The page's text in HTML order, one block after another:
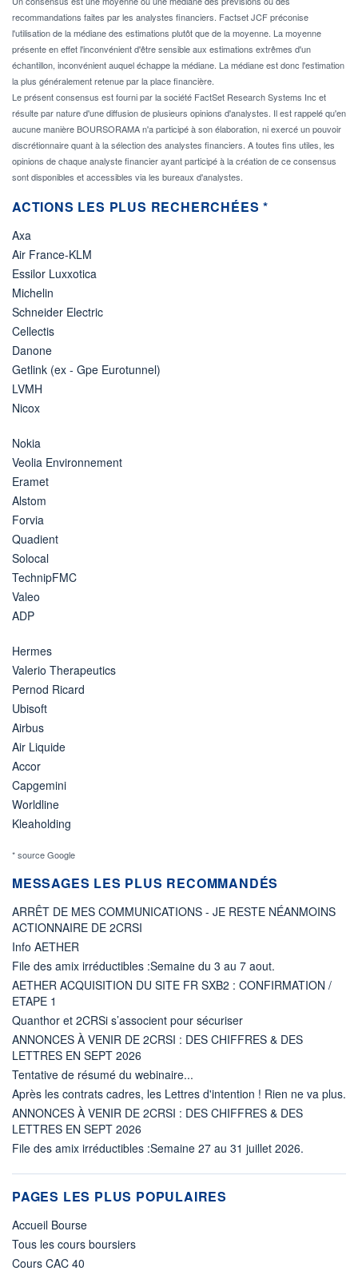
recommandations faites par les analystes financiers. Factset JCF préconise
l'utilisation de la médiane des estimations plutôt que de la moyenne. La moyenne
présente en effet l'inconvénient d'être sensible aux estimations extrêmes d'un
échantillon, inconvénient auquel échappe la médiane. La médiane est donc l'estimation
la plus généralement retenue par la place financière.
Le présent consensus est fourni par la société FactSet Research Systems Inc et
résulte par nature d'une diffusion de plusieurs opinions d'analystes. Il est rappelé qu'en
aucune manière BOURSORAMA n'a participé à son élaboration, ni exercé un pouvoir
discrétionnaire quant à la sélection des analystes financiers. A toutes fins utiles, les
opinions de chaque analyste financier ayant participé à la création de ce consensus
sont disponibles et accessibles via les bureaux d'analystes.
ACTIONS LES PLUS RECHERCHÉES *
Axa
Air France-KLM
Essilor Luxxotica
Michelin
Schneider Electric
Cellectis
Danone
Getlink (ex - Gpe Eurotunnel)
LVMH
Nicox
Nokia
Veolia Environnement
Eramet
Alstom
Forvia
Quadient
Solocal
TechnipFMC
Valeo
ADP
Hermes
Valerio Therapeutics
Pernod Ricard
Ubisoft
Airbus
Air Liquide
Accor
Capgemini
Worldline
Kleaholding
* source Google
MESSAGES LES PLUS RECOMMANDÉS
ARRÊT DE MES COMMUNICATIONS - JE RESTE NÉANMOINS
ACTIONNAIRE DE 2CRSI
Info AETHER
File des amix irréductibles :Semaine du 3 au 7 aout.
AETHER ACQUISITION DU SITE FR SXB2 : CONFIRMATION /
ETAPE 1
Quanthor et 2CRSi s’associent pour sécuriser
ANNONCES À VENIR DE 2CRSI : DES CHIFFRES & DES
LETTRES EN SEPT 2026
Tentative de résumé du webinaire...
Après les contrats cadres, les Lettres d'intention ! Rien ne va plus.
ANNONCES À VENIR DE 2CRSI : DES CHIFFRES & DES
LETTRES EN SEPT 2026
File des amix irréductibles :Semaine 27 au 31 juillet 2026.
PAGES LES PLUS POPULAIRES
Accueil Bourse
Tous les cours boursiers
Cours CAC 40